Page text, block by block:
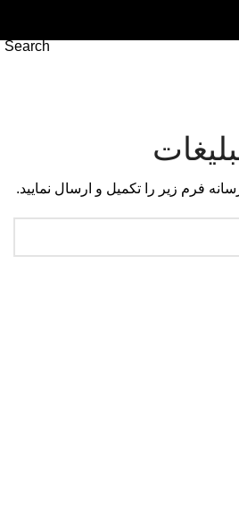
Search
فرم زیر را تکمیل و ارسال نمایید.